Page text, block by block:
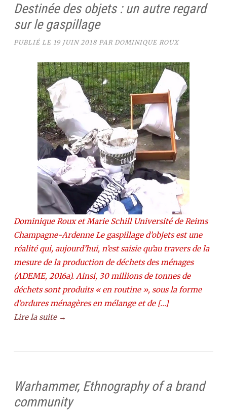
Destinée des objets : un autre regard
sur le gaspillage
PUBLIÉ LE 19 JUIN 2018 PAR DOMINIQUE ROUX
Dominique Roux et Marie Schill Université de Reims
Champagne-Ardenne Le gaspillage d’objets est une
réalité qui, aujourd’hui, n’est saisie qu’au travers de la
mesure de la production de déchets des ménages
(ADEME, 2016a). Ainsi, 30 millions de tonnes de
déchets sont produits « en routine », sous la forme
d’ordures ménagères en mélange et de […]
Lire la suite →
Warhammer, Ethnography of a brand
community